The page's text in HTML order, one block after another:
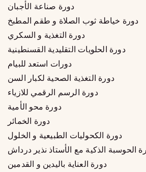
دورة صناعة الأجبان
دورة خياطة ثوب الصلاة و طقم المطبخ
دورة التغذية و السكري
دورة الحلويات التقليدية القسنطينية
دورات استعد للبيام
دورة التغذية الصحية لكبار السن
دورة الرسم الرقمي للازياء
دورة محو الأمية
دورة الخمائر
دورة الكحوليات الطبيعية و الخلول
الحوسبة الذكية مع الأستاذ نذير درداش
دورة العناية باليدين و القدمين